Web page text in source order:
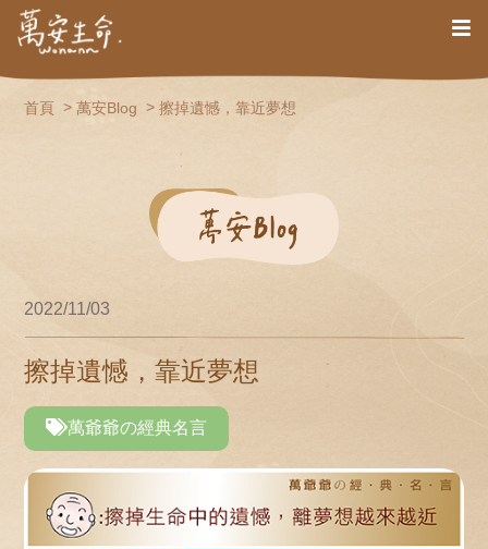
首頁 萬安Blog 擦掉遺憾，靠近夢想
2022/11/03
擦掉遺憾，靠近夢想
萬爺爺の經典名言